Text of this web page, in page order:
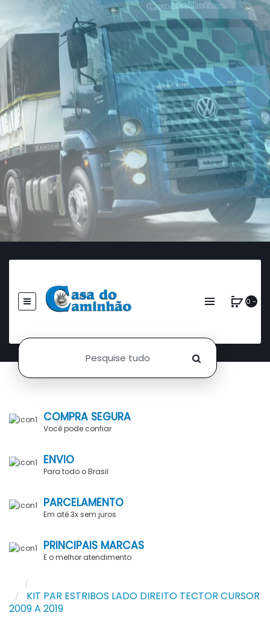
0 -
COMPRA SEGURA
Você pode confiar
ENVIO
Para todo o Brasil
PARCELAMENTO
Em até 3x sem juros
PRINCIPAIS MARCAS
E o melhor atendimento
KIT PAR ESTRIBOS LADO DIREITO TECTOR CURSOR
2009 A 2019